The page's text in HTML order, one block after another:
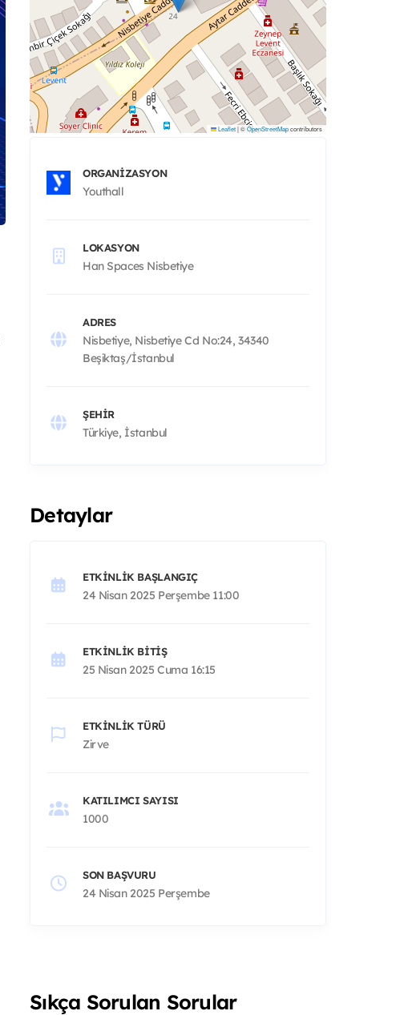
Leaflet|©OpenStreetMapcontributors
ORGANIZASYON
Youthall
LOKASYON
Han Spaces Nisbetiye
ADRES
Nisbetiye, Nisbetiye Cd No:24, 34340
Beşiktaş/İstanbul
ŞEHIR
Türkiye, İstanbul
Detaylar
ETKINLIK BAŞLANGIÇ
24 Nisan 2025 Perşembe 11:00
ETKINLIK BITIŞ
25 Nisan 2025 Cuma 16:15
ETKINLIK TÜRÜ
Zirve
KATILIMCI SAYISI
1000
SON BAŞVURU
24 Nisan 2025 Perşembe
Sıkça Sorulan Sorular